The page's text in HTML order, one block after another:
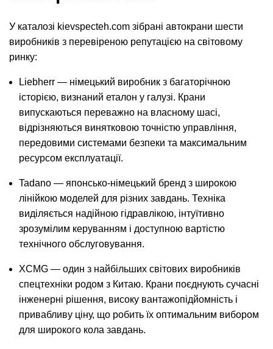
У каталозі kievspecteh.com зібрані автокрани шести
виробників з перевіреною репутацією на світовому
ринку:
Liebherr — німецький виробник з багаторічною
історією, визнаний еталон у галузі. Крани
випускаються переважно на власному шасі,
відрізняються винятковою точністю управління,
передовими системами безпеки та максимальним
ресурсом експлуатації.
Tadano — японсько-німецький бренд з широкою
лінійкою моделей для різних завдань. Техніка
виділяється надійною гідравлікою, інтуїтивно
зрозумілим керуванням і доступною вартістю
технічного обслуговування.
XCMG — один з найбільших світових виробників
спецтехніки родом з Китаю. Крани поєднують сучасні
інженерні рішення, високу вантажопідйомність і
привабливу ціну, що робить їх оптимальним вибором
для широкого кола завдань.